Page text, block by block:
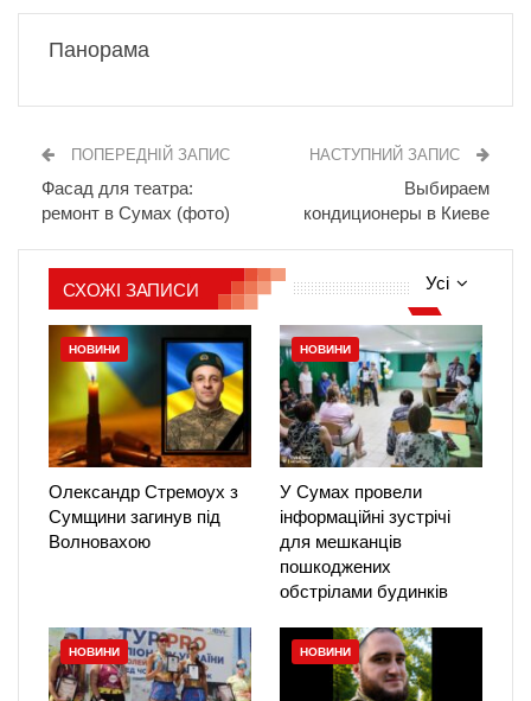
Панорама
ПОПЕРЕДНІЙ ЗАПИС
Фасад для театра:
ремонт в Сумах (фото)
НАСТУПНИЙ ЗАПИС
Выбираем
кондиционеры в Киеве
Усі
СХОЖІ ЗАПИСИ
НОВИНИ
Олександр Стремоух з
Сумщини загинув під
Волновахою
НОВИНИ
У Сумах провели
інформаційні зустрічі
для мешканців
пошкоджених
обстрілами будинків
НОВИНИ НОВИНИ